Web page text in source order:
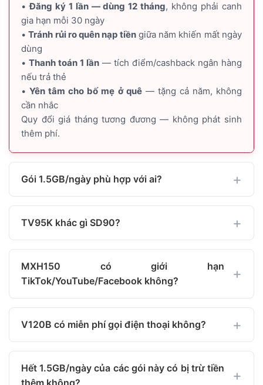
•Đăng ký 1 lần — dùng 12 tháng, không phải canh
gia hạn mỗi 30 ngày
•Tránh rủi ro quên nạp tiềngiữa năm khiến mất ngày
dùng
• Thanh toán 1 lần — tích điểm/cashback ngân hàng
nếu trả thẻ
•Yên tâm cho bố mẹ ở quê— tặng cả năm, không
cần nhắc
Quy đổi giá tháng tương đương — không phát sinh
thêm phí.
Gói 1.5GB/ngày phù hợp với ai?
TV95K khác gì SD90?
MXH150 có giới hạn
TikTok/YouTube/Facebook không?
V120B có miễn phí gọi điện thoại không?
Hết 1.5GB/ngày của các gói này có bị trừ tiền
thêm không?